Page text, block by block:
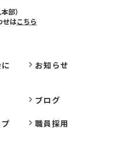
部）
せはこちら
お知らせ
ブログ
職員採用